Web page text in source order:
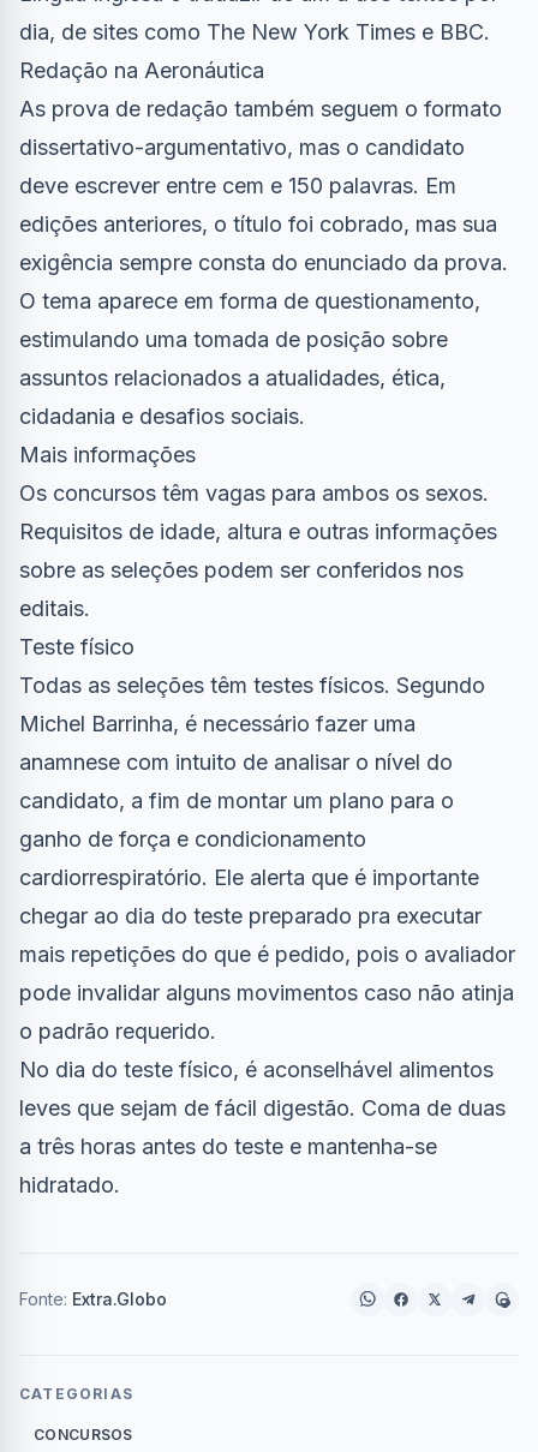
dia, de sites como The New York Times e BBC.
Redação na Aeronáutica
As prova de redação também seguem o formato
dissertativo-argumentativo, mas o candidato
deve escrever entre cem e 150 palavras. Em
edições anteriores, o título foi cobrado, mas sua
exigência sempre consta do enunciado da prova.
O tema aparece em forma de questionamento,
estimulando uma tomada de posição sobre
assuntos relacionados a atualidades, ética,
cidadania e desafios sociais.
Mais informações
Os concursos têm vagas para ambos os sexos.
Requisitos de idade, altura e outras informações
sobre as seleções podem ser conferidos nos
editais.
Teste físico
Todas as seleções têm testes físicos. Segundo
Michel Barrinha, é necessário fazer uma
anamnese com intuito de analisar o nível do
candidato, a fim de montar um plano para o
ganho de força e condicionamento
cardiorrespiratório. Ele alerta que é importante
chegar ao dia do teste preparado pra executar
mais repetições do que é pedido, pois o avaliador
pode invalidar alguns movimentos caso não atinja
o padrão requerido.
No dia do teste físico, é aconselhável alimentos
leves que sejam de fácil digestão. Coma de duas
a três horas antes do teste e mantenha-se
hidratado.
Fonte: Extra.Globo
CATEGORIAS
CONCURSOS